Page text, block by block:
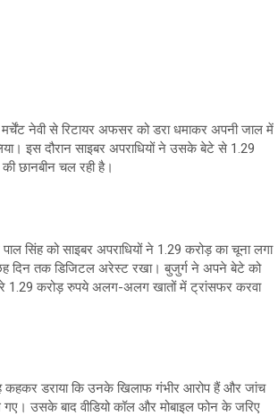
नेवी से रिटायर अफसर को डरा धमाकर अपनी जाल में
इस दौरान साइबर अपराधियों ने उसके बेटे से 1.29
छानबीन चल रही है।
सिंह को साइबर अपराधियों ने 1.29 करोड़ का चूना लगा
दिन तक डिजिटल अरेस्ट रखा। बुजुर्ग ने अपने बेटे को
1.29 करोड़ रुपये अलग-अलग खातों में ट्रांसफर करवा
कहकर डराया कि उनके खिलाफ गंभीर आरोप हैं और जांच
उसके बाद वीडियो कॉल और मोबाइल फोन के जरिए